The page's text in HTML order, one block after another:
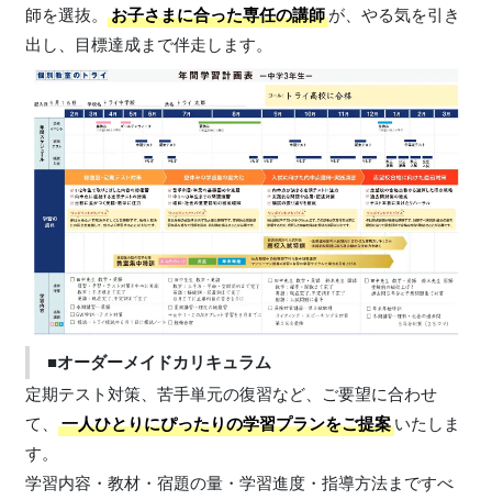
師を選抜。 お子さまに合った専任の講師が、やる気を引き
出し、目標達成まで伴走します。
■オーダーメイドカリキュラム
定期テスト対策、苦手単元の復習など、ご要望に合わせ
て、
一人ひとりにぴったりの学習プランをご提案いたしま
す。
学習内容・教材・宿題の量・学習進度・指導方法まですべ